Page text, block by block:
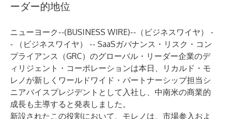
ーダー的地位
ニューヨーク--(BUSINESS WIRE)-- （ビジネスワイヤ） -
- （ビジネスワイヤ） -- SaaSガバナンス・リスク・コン
プライアンス（GRC）のグローバル・リーダー企業のデ
ィリジェント・コーポレーションは本日、リカルド・モ
レノが新しくワールドワイド・パートナーシップ担当シ
ニアバイスプレジデントとして入社し、中南米の商業的
成長も主導すると発表しました。
新設されたこの役割において、モレノは、市場参入およ